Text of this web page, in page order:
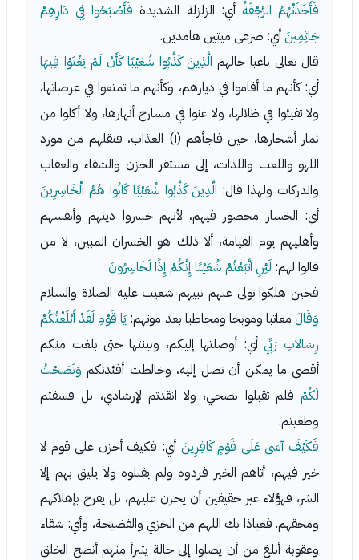
فَأَخَذَتْهُمُ الرَّجْفَةُ أي: الزلزلة الشديدة فَأَصْبَحُوا فِي دَارِهِمْ
جَاثِمِينَأي: صرعى ميتين هامدين.
قال تعالى ناعيا حالهم الَّذِينَ كَذَّبُوا شُعَيْبًا كَأَنْ لَمْ يَغْنَوْا فِيهَا
أي: كأنهم ما أقاموا في ديارهم، وكأنهم ما تمتعوا في عرصاتها،
ولا تفيئوا في ظلالها، ولا غنوا في مسارح أنهارها، ولا أكلوا من
ثمار أشجارها، حين فاجأهم (١) العذاب، فنقلهم من مورد
اللهو واللعب واللذات، إلى مستقر الحزن والشقاء والعقاب
والدركات ولهذا قال: الَّذِينَ كَذَّبُوا شُعَيْبًا كَانُوا هُمُ الْخَاسِرِينَ
أي: الخسار محصور فيهم، لأنهم خسروا دينهم وأنفسهم
وأهليهم يوم القيامة، ألا ذلك هو الخسران المبين، لا من
قالوا لهم: لَئِنِ اتَّبَعْتُمْ شُعَيْبًا إِنَّكُمْ إِذًا لَخَاسِرُونَ.
فحين هلكوا تولى عنهم نبيهم شعيب عليه الصلاة والسلام
وَقَالَمعاتبا وموبخا ومخاطبا بعد موتهم: يَا قَوْمِ لَقَدْ أَبْلَغْتُكُمْ
رِسَالاتِ رَبِّيأي: أوصلتها إليكم، وبينتها حتى بلغت منكم
أقصى ما يمكن أن تصل إليه، وخالطت أفئدتكم وَنَصَحْتُ
لَكُمْ فلم تقبلوا نصحي، ولا انقدتم لإرشادي، بل فسقتم
وطغيتم.
فَكَيْفَ آسَى عَلَى قَوْمٍ كَافِرِينَ أي: فكيف أحزن على قوم لا
خير فيهم، أتاهم الخير فردوه ولم يقبلوه ولا يليق بهم إلا
الشر، فهؤلاء غير حقيقين أن يحزن عليهم، بل يفرح بإهلاكهم
ومحقهم. فعياذا بك اللهم من الخزي والفضيحة، وأي: شقاء
وعقوبة أبلغ من أن يصلوا إلى حالة يتبرأ منهم أنصح الخلق